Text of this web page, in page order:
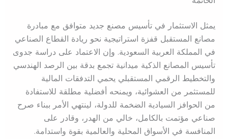
يمثل الاستثمار في تأسيس مصنع جديد متوافق مع مبادرة
مصانع المستقبل قفزة استراتيجية نحو ريادة القطاع الصناعي
في المملكة العربية السعودية. وإن الاعتماد على دراسة جدوى
تأسيس المصانع الذكية ميدانية تجمع بدقة بين الرصد الهندسي
والتخطيط الرقمي المستقبلي يحمي التدفقات المالية
للمستثمر من العشوائية، ويمنحه أفضلية مطلقة للاستفادة
من الحوافز السيادية الضخمة للدولة، لينتهي الأمر ببناء صرح
صناعي مؤتمت بالكامل، خالي من الهدر، وقادر على
المنافسة في الأسواق المحلية والعالمية بقوة واستدامة.